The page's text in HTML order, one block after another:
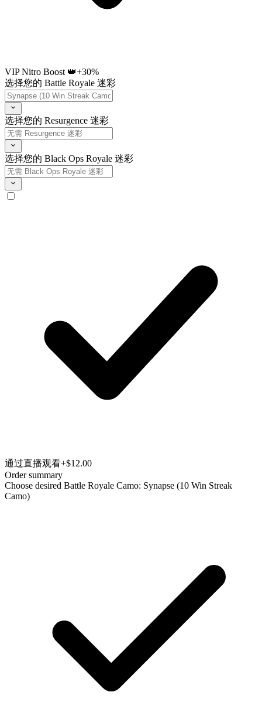
VIP Nitro Boost 👑+30%
选择您的 Battle Royale 迷彩
选择您的 Resurgence 迷彩
选择您的 Black Ops Royale 迷彩
通过直播观看+$12.00
Order summary
Choose desired Battle Royale Camo: Synapse (10 Win Streak
Camo)